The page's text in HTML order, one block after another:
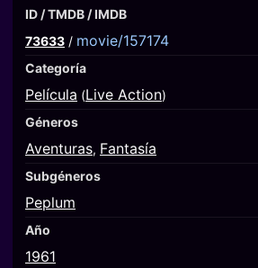
ID / TMDB / IMDB
73633 / movie/157174
Categoría
Película (Live Action)
Géneros
Aventuras, Fantasía
Subgéneros
Peplum
Año
1961